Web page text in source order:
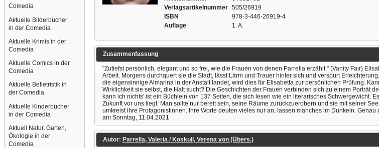
Comedia
Aktuelle Bilderbücher
in der Comedia
Aktuelle Krimis in der
Comedia
Aktuelle Comics in der
Comedia
Aktuelle Belletristik in
der Comedia
Aktuelle Kinderbücher
in der Comedia
Aktuell Natur, Garten,
Ökologie in der
Comedia
Verlagsartikelnummer
505/26919
ISBN
978-3-446-26919-4
Auflage
1. A.
Zusammenfassung
"Zutiefst persönlich, elegant und so frei, wie die Frauen von denen Parrella erzählt." (Vanity Fair)
Arbeit. Morgens durchquert sie die Stadt, lässt Lärm und Trauer hinter sich und verspürt
die eigensinnige Almarina in der Anstalt landet, wird dies für Elisabetta zur persönlichen Prüfung.
Wirklichkeit sie selbst, die Halt sucht? Die Geschichten der Frauen verbinden sich zu einem Porträt
kann ich nichts' ist ein Büchlein von 137 Seiten, die sich lesen wie ein literarisches Schwergewicht.
Zukunft vor uns liegt. Man sollte nur bereit sein, seine Räume zurückzuerobern und sie mit seiner
umkreist ihre Protagonistinnen. Ihre Worte deuten vieles nur an, lassen manches im Dunkeln.
am Sonntag, 11.04.2021
Autor: Parrella, Valeria / Koskull, Verena von (Übers.)